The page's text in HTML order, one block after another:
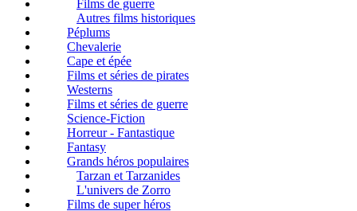
Films de guerre
Autres films historiques
Péplums
Chevalerie
Cape et épée
Films et séries de pirates
Westerns
Films et séries de guerre
Science-Fiction
Horreur - Fantastique
Fantasy
Grands héros populaires
Tarzan et Tarzanides
L'univers de Zorro
Films de super héros